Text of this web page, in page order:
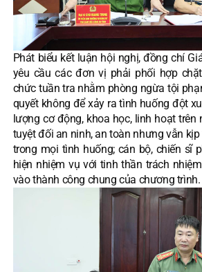
Phát biểu kết luận hội nghị, đồng chí
yêu cầu các đơn vị phải phối hợp
chức tuần tra nhằm phòng ngừa tội
quyết không để xảy ra tình huống đột
lượng cơ động, khoa học, linh hoạt trên
tuyệt đối an ninh, an toàn nhưng vẫn
trong mọi tình huống; cán bộ, chiến sĩ
hiện nhiệm vụ với tinh thần trách
vào thành công chung của chương trình.